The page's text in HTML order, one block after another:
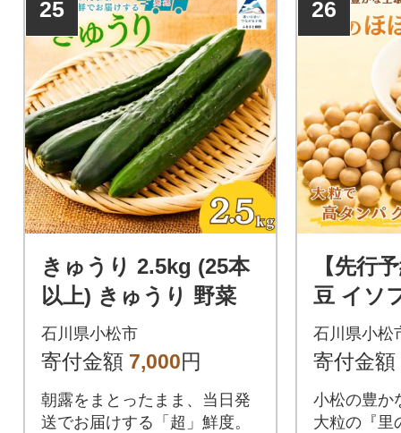
25
きゅうり 2.5kg (25本
以上) きゅうり 野菜
石川県小松市
寄付金額 7,000円
朝露をまとったまま、当日発
送でお届けする「超」鮮度。
26
【先行
豆 イソ
つ おつ
石川県小松
寄付金額
小松の豊か
大粒の『里